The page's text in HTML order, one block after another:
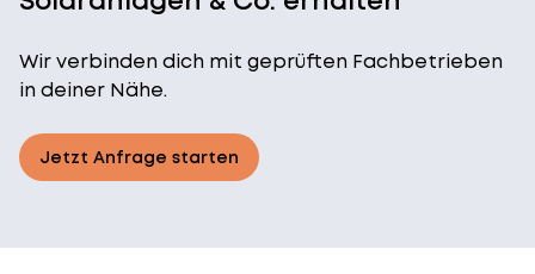
Wir verbinden dich mit geprüften Fachbetrieben
in deiner Nähe.
Jetzt Anfrage starten